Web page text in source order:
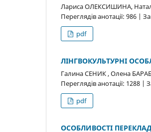
Лариса ОЛЕКСИШИНА,
Переглядів анотації: 986 |
pdf
ЛІНГВОКУЛЬТУРНІ
Галина СЕНИК , Олена
Переглядів анотації: 1288 |
pdf
ОСОБЛИВОСТІ